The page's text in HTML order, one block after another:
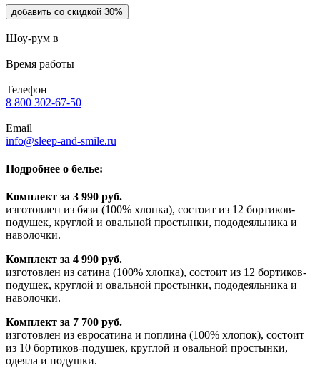
добавить со скидкой 30%
Шоу-рум в
Время работы
Телефон
8 800 302-67-50
Email
info@sleep-and-smile.ru
Подробнее о белье:
Комплект за 3 990 руб.
изготовлен из бязи (100% хлопка), состоит из 12 бортиков-
подушек, круглой и овальной простынки, пододеяльника и
наволочки.
Комплект за 4 990 руб.
изготовлен из сатина (100% хлопка), состоит из 12 бортиков-
подушек, круглой и овальной простынки, пододеяльника и
наволочки.
Комплект за 7 700 руб.
изготовлен из евросатина и поплина (100% хлопок), состоит
из 10 бортиков-подушек, круглой и овальной простынки,
одеяла и подушки.